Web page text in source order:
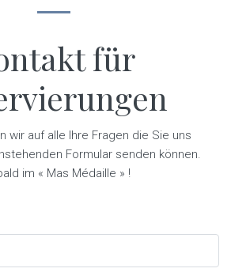
für
wir auf alle Ihre Fragen die Sie uns
Formular senden können.
im « Mas Médaille » !